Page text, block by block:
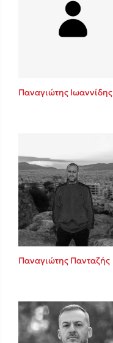
Παναγιώτης Ιωαννίδης
Παναγιώτης Πανταζής